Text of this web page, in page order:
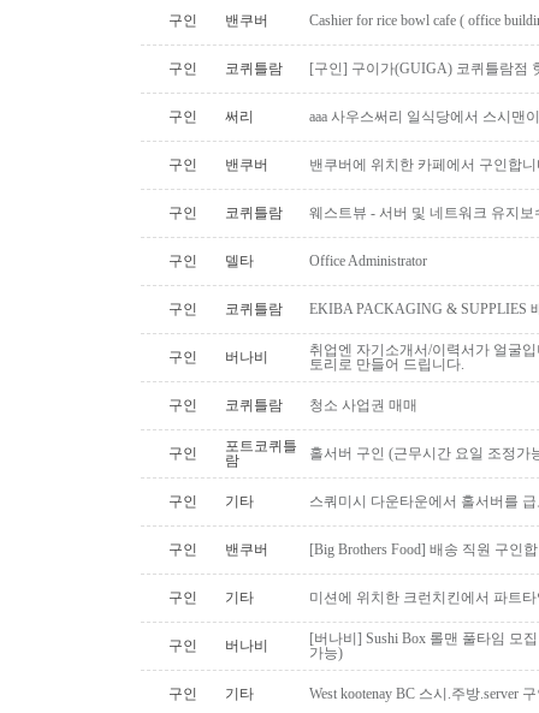
구인 밴쿠버 Cashier for rice bowl cafe ( office
구인 코퀴틀람 [구인] 구이가(GUIGA) 코퀴틀람점
구인 써리 aaa 사우스써리 일식당에서 스시맨
구인 밴쿠버 밴쿠버에 위치한 카페에서 구인합
구인 코퀴틀람 웨스트뷰 - 서버 및 네트워크 유지보
구인 델타 Office Administrator
구인 코퀴틀람 EKIBA PACKAGING & SUPPLIES
구인 버나비
취업엔 자기소개서/이력서가 얼굴
토리로 만들어 드립니다.
구인 코퀴틀람 청소 사업권 매매
구인
포트코퀴틀
람
홀서버 구인 (근무시간 요일 조정가
구인 기타 스쿼미시 다운타운에서 홀서버를
구인 밴쿠버 [Big Brothers Food] 배송 직원 구인
구인 기타 미션에 위치한 크런치킨에서 파트
구인 버나비
[버나비] Sushi Box 롤맨 풀타임 모
가능)
구인 기타 West kootenay BC 스시.주방.server